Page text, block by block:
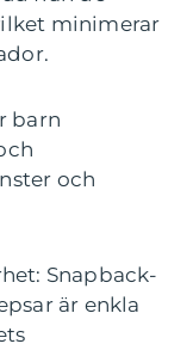
minimerar
barn
och
Snapback-
är enkla